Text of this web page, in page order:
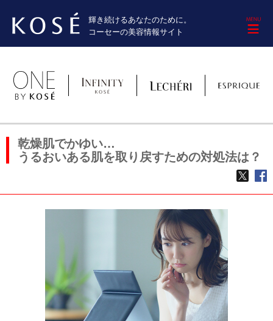
輝き続けるあなたのために。
コーセーの美容情報サイト
乾燥肌でかゆい…
うるおいある肌を取り戻すための対処法は？